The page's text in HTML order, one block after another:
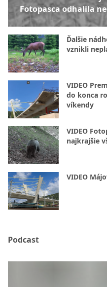
Fotopasca odhalila
Ďalšie
vznikli
VIDEO
do konca
víkendy
VIDEO
najkrajšie
VIDEO
Podcast